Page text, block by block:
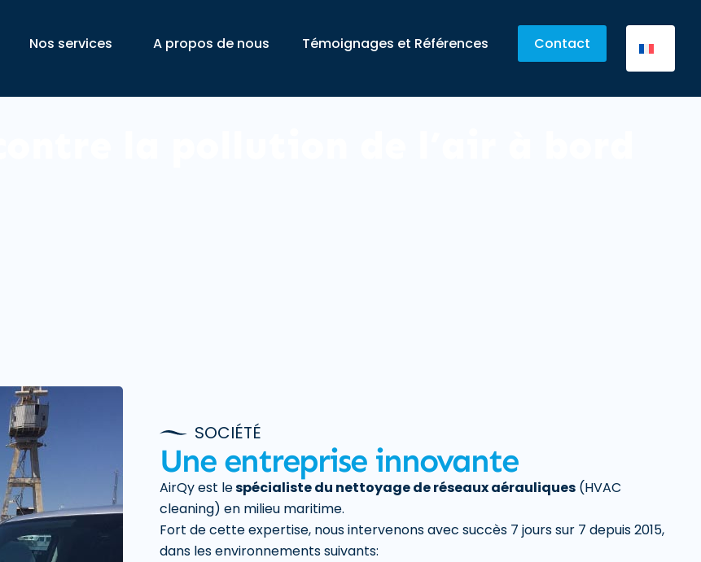
Nos services A propos de nous Témoignages et Références Contact
SOCIÉTÉ
Une entreprise innovante
AirQy est lespécialiste du nettoyage de réseaux aérauliques(HVAC
cleaning) en milieu maritime.
Fort de cette expertise, nous intervenons avec succès 7 jours sur 7 depuis 2015,
dans les environnements suivants: